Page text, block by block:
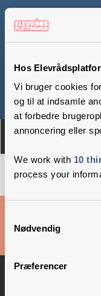
Hos
Vi bruger cookies
og til at indsamle
at forbedre
annoncering eller
We work with 10
process your
Nødvendig
Præferencer
Om Medlemmer